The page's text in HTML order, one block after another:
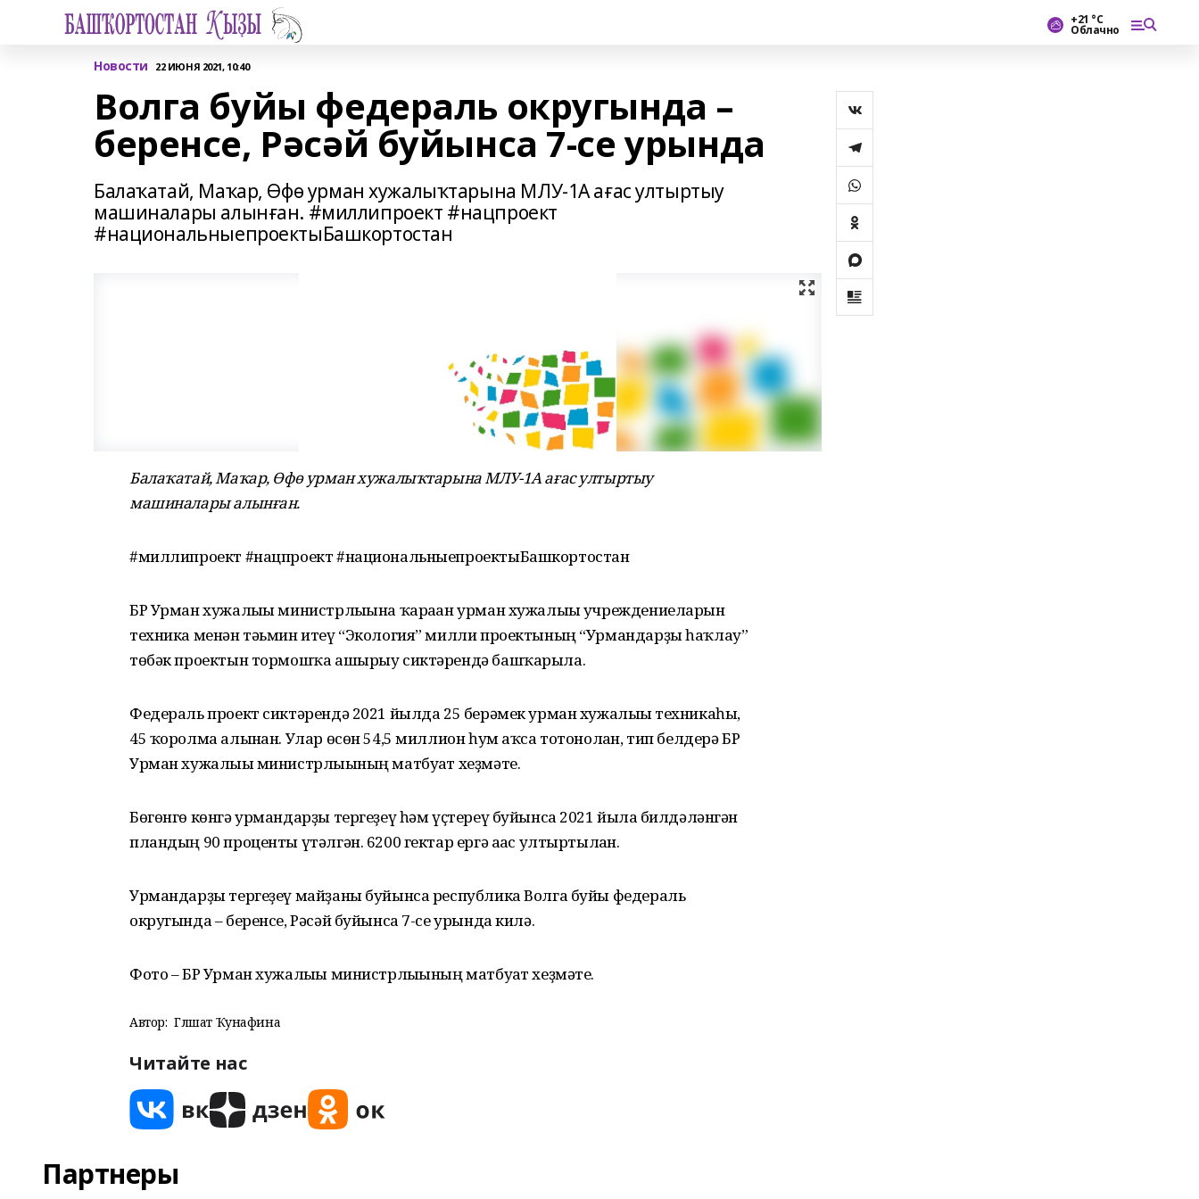
+21 °С
Облачно
Новости 22 ИЮНЯ 2021, 10:40
Волга буйы федераль округында –
беренсе, Рәсәй буйынса 7-се урында
Балаҡатай, Маҡар, Өфө урман хужалыҡтарына МЛУ-1А ағас ултыртыу
машиналары алынған. #миллипроект #нацпроект
#национальныепроектыБашкортостан
Балаҡатай, Маҡар, Өфө урман хужалыҡтарына МЛУ-1А ағас ултыртыу
машиналары алынған.
#миллипроект #нацпроект #национальныепроектыБашкортостан
БР Урман хужалығы министрлығына ҡараған урман хужалығы учреждениеларын
техника менән тәьмин итеү “Экология” милли проектының “Урмандарҙы һаҡлау”
төбәк проектын тормошҡа ашырыу сиктәрендә башҡарыла.
Федераль проект сиктәрендә 2021 йылда 25 берәмек урман хужалығы техникаһы,
45 ҡоролма алынған. Улар өсөн 54,5 миллион һум аҡса тотонолған, тип белдерә БР
Урман хужалығы министрлығының матбуғат хеҙмәте.
Бөгөнгө көнгә урмандарҙы тергеҙеү һәм үҫтереү буйынса 2021 йылға билдәләнгән
пландың 90 проценты үтәлгән. 6200 гектар ергә ағас ултыртылған.
Урмандарҙы тергеҙеү майҙаны буйынса республика Волга буйы федераль
округында – беренсе, Рәсәй буйынса 7-се урында килә.
Фото – БР Урман хужалығы министрлығының матбуғат хеҙмәте.
Автор: Гөлшат Ҡунафина
Читайте нас
Партнеры